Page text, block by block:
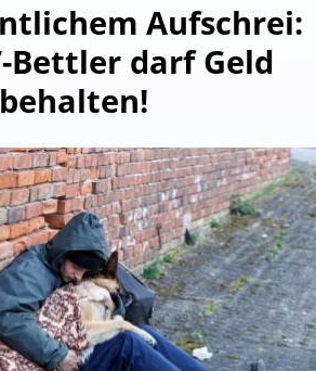
Aufschrei:
Bettler darf Geld
behalten!